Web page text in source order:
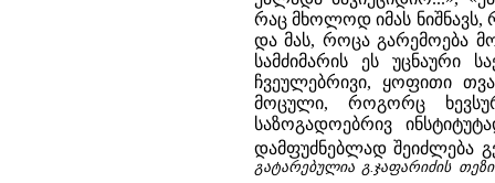
რაც მხოლოდ იმას ნიშნავს,
და მას, როცა გარემოება
სამძიმარის ეს უცნაური
ჩვეულებრივი, ყოფითი
მოცული, როგორც
საზოგადოებრივ
დამფუძნებლად შეიძლება
გატარებულია გ.ჯაფარიძის